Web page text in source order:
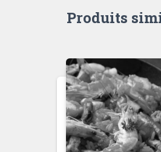
Produits